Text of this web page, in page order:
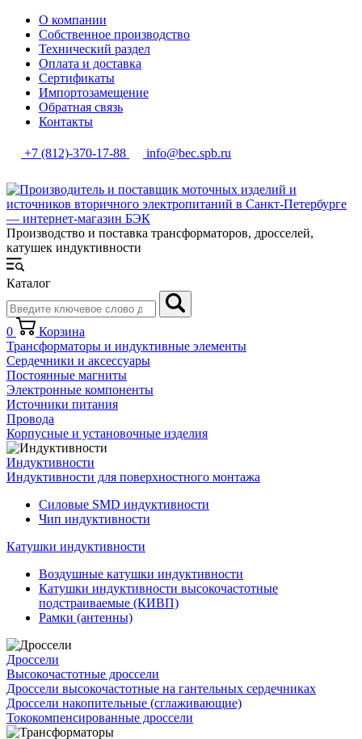
О компании
Собственное производство
Технический раздел
Оплата и доставка
Сертификаты
Импортозамещение
Обратная связь
Контакты
+7 (812)-370-17-88 info@bec.spb.ru
Производство и поставка трансформаторов, дросселей,
катушек индуктивности
Каталог
0
Корзина
Трансформаторы и индуктивные элементы
Сердечники и аксессуары
Постоянные магниты
Электронные компоненты
Источники питания
Провода
Корпусные и установочные изделия
Индуктивности
Индуктивности для поверхностного монтажа
Силовые SMD индуктивности
Чип индуктивности
Катушки индуктивности
Воздушные катушки индуктивности
Катушки индуктивности высокочастотные
подстраиваемые (КИВП)
Рамки (антенны)
Дроссели
Высокочастотные дроссели
Дроссели высокочастотные на гантельных сердечниках
Дроссели накопительные (сглаживающие)
Тококомпенсированные дроссели